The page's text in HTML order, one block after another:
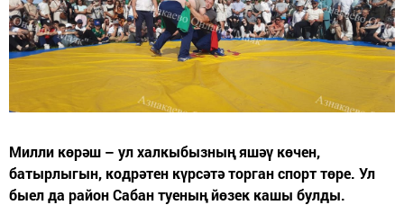
Милли көрәш – ул халкыбызның яшәү көчен,
батырлыгын, кодрәтен күрсәтә торган спорт төре. Ул
быел да район Сабан туеның йөзек кашы булды.